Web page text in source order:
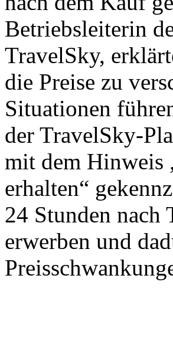
Betriebsleiterin
TravelSky,
die Preise zu
Situationen
der TravelSky-
mit dem Hinweis
erhalten“
24 Stunden nach
erwerben und